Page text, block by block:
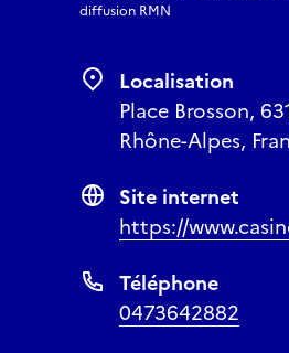
diffusion RMN
Localisation
Place Brosson,
Rhône-Alpes,
Site internet
https://
Téléphone
0473642882